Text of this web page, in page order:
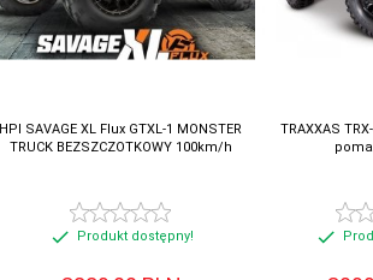
HPI SAVAGE XL Flux GTXL-1 MONSTER
TRUCK BEZSZCZOTKOWY 100km/h
Produkt dostępny!
TRAXXAS